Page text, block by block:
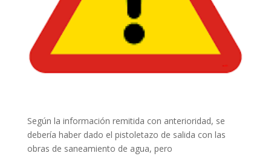
Según la información remitida con anterioridad, se
debería haber dado el pistoletazo de salida con las
obras de saneamiento de agua, pero